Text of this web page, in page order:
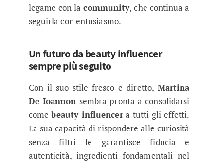
legame con lacommunity, che continua a
seguirla con entusiasmo.
Un futuro da beauty influencer
sempre più seguito
Con il suo stile fresco e diretto, Martina
De Ioannon sembra pronta a consolidarsi
comebeauty influencera tutti gli effetti.
La sua capacità di rispondere alle curiosità
senza filtri le garantisce fiducia e
autenticità, ingredienti fondamentali nel